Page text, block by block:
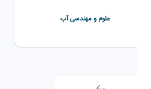
علوم و مهندسی آب